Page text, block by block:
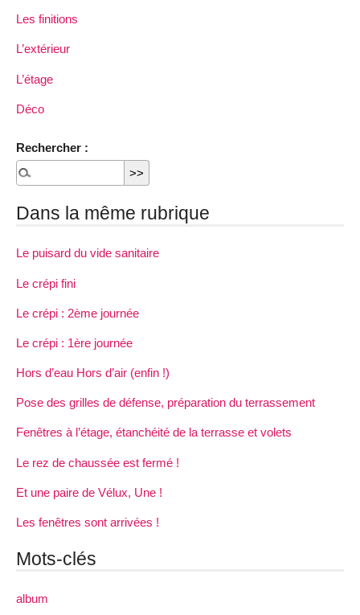
Les finitions
L’extérieur
L’étage
Déco
Rechercher :
Dans la même rubrique
Le puisard du vide sanitaire
Le crépi fini
Le crépi : 2ème journée
Le crépi : 1ère journée
Hors d’eau Hors d’air (enfin !)
Pose des grilles de défense, préparation du terrassement
Fenêtres à l’étage, étanchéité de la terrasse et volets
Le rez de chaussée est fermé !
Et une paire de Vélux, Une !
Les fenêtres sont arrivées !
Mots-clés
album